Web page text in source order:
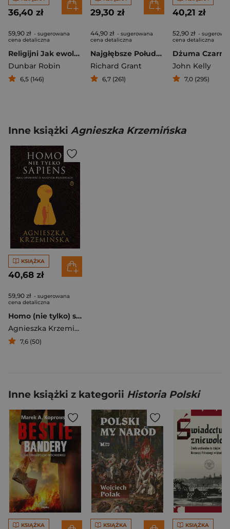
36,40 zł
59,90 zł - sugerowana
cena detaliczna
Religijni Jak ewolucja wierzeń wpływa na historię i kulturę człowieka
Dunbar Robin
6,5 (146)
29,30 zł
44,90 zł - sugerowana
cena detaliczna
Najgłębsze Południe. Opowieści z Natchez, Missisipi
Richard Grant
6,7 (261)
40,21 zł
52,90 zł -
cena detaliczna
John Kelly
7,0 (295)
Inne książki Agnieszka Krzemińska
KSIĄŻKA
40,68 zł
59,90 zł - sugerowana
cena detaliczna
Homo (nie tylko) sapiens. Inna opowieść o naszych przodkach
Agnieszka Krzemińska
7,6 (50)
Inne książki z kategorii Historia Polski
KSIĄŻKA KSIĄŻKA KSIĄŻKA